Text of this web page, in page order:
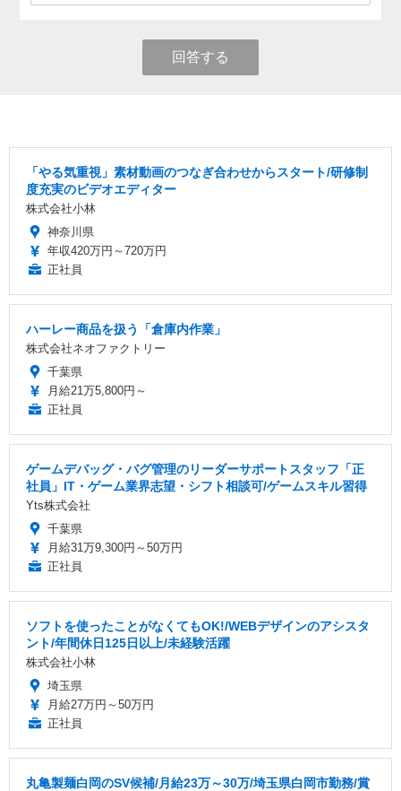
回答する
「やる気重視」素材動画のつなぎ合わせからスタート/研修制
度充実のビデオエディター
株式会社小林
神奈川県
年収420万円～720万円
正社員
ハーレー商品を扱う「倉庫内作業」
株式会社ネオファクトリー
千葉県
月給21万5,800円～
正社員
ゲームデバッグ・バグ管理のリーダーサポートスタッフ「正
社員」IT・ゲーム業界志望・シフト相談可/ゲームスキル習得
Yts株式会社
千葉県
月給31万9,300円～50万円
正社員
ソフトを使ったことがなくてもOK!/WEBデザインのアシスタ
ント/年間休日125日以上/未経験活躍
株式会社小林
埼玉県
月給27万円～50万円
正社員
丸亀製麺白岡のSV候補/月給23万～30万/埼玉県白岡市勤務/賞